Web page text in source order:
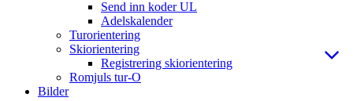
Send inn koder UL
Adelskalender
Turorientering
Skiorientering
Registrering skiorientering
Romjuls tur-O
Bilder